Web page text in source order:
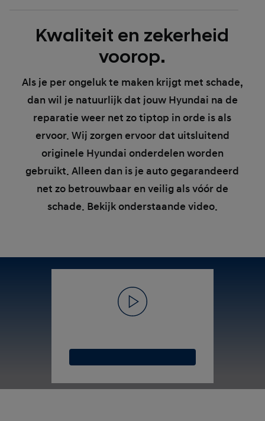
Kwaliteit en zekerheid
voorop.
Als je per ongeluk te maken krijgt met schade,
dan wil je natuurlijk dat jouw Hyundai na de
reparatie weer net zo tiptop in orde is als
ervoor. Wij zorgen ervoor dat uitsluitend
originele Hyundai onderdelen worden
gebruikt. Alleen dan is je auto gegarandeerd
net zo betrouwbaar en veilig als vóór de
schade. Bekijk onderstaande video.